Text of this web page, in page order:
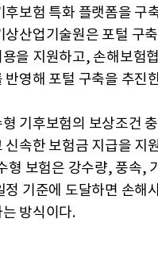
후보험 특화 플랫폼을 구
상산업기술원은 포털 구
을 지원하고, 손해보험
반영해 포털 구축을 추진
기후보험의 보상조건
신속한 보험금 지급을 지
형 보험은 강수량, 풍속,
정 기준에 도달하면 손해
방식이다.